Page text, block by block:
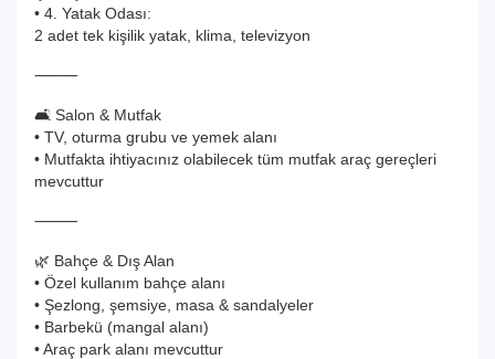
• 4. Yatak Odası:
2 adet tek kişilik yatak, klima, televizyon
⸻
🛋️ Salon & Mutfak
• TV, oturma grubu ve yemek alanı
• Mutfakta ihtiyacınız olabilecek tüm mutfak araç gereçleri
mevcuttur
⸻
🌿 Bahçe & Dış Alan
• Özel kullanım bahçe alanı
• Şezlong, şemsiye, masa & sandalyeler
• Barbekü (mangal alanı)
• Araç park alanı mevcuttur